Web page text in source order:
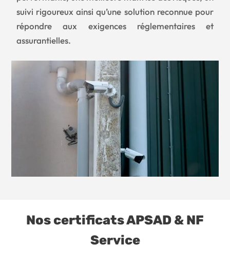
suivi rigoureux ainsi qu’une solution reconnue pour
répondre aux exigences réglementaires et
assurantielles.
Nos certificats APSAD & NF
Service